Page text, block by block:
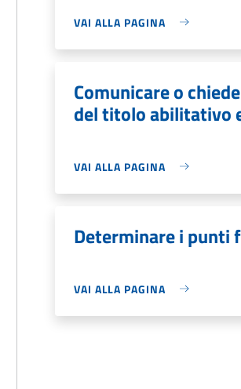
VAI ALLA PAGINA
Comunicare o
del titolo abilitativo
VAI ALLA PAGINA
Determinare i punti
VAI ALLA PAGINA